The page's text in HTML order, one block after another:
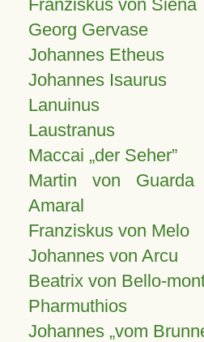
Franziskus von Siena
Georg Gervase
Johannes Etheus
Johannes Isaurus
Lanuinus
Laustranus
Maccai „der Seher”
Martin von
Amaral
Franziskus von Melo
Johannes von Arcu
Beatrix von Bello-
Pharmuthios
Johannes vom